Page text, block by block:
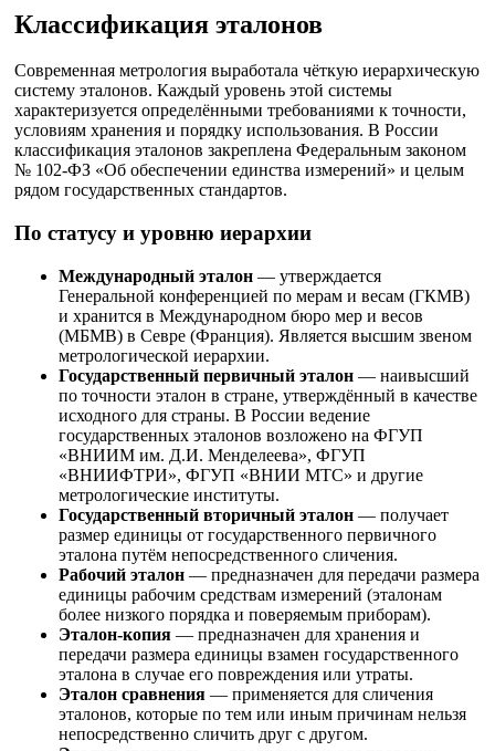
Классификация эталонов
Современная метрология выработала чёткую иерархическую
систему эталонов. Каждый уровень этой системы
характеризуется определёнными требованиями к точности,
условиям хранения и порядку использования. В России
классификация эталонов закреплена Федеральным законом
№ 102-ФЗ «Об обеспечении единства измерений» и целым
рядом государственных стандартов.
По статусу и уровню иерархии
Международный эталон — утверждается
Генеральной конференцией по мерам и весам (ГКМВ)
и хранится в Международном бюро мер и весов
(МБМВ) в Севре (Франция). Является высшим звеном
метрологической иерархии.
Государственный первичный эталон — наивысший
по точности эталон в стране, утверждённый в качестве
исходного для страны. В России ведение
государственных эталонов возложено на ФГУП
«ВНИИМ им. Д.И. Менделеева», ФГУП
«ВНИИФТРИ», ФГУП «ВНИИ МТС» и другие
метрологические институты.
Государственный вторичный эталон — получает
размер единицы от государственного первичного
эталона путём непосредственного сличения.
Рабочий эталон — предназначен для передачи размера
единицы рабочим средствам измерений (эталонам
более низкого порядка и поверяемым приборам).
Эталон-копия — предназначен для хранения и
передачи размера единицы взамен государственного
эталона в случае его повреждения или утраты.
Эталон сравнения — применяется для сличения
эталонов, которые по тем или иным причинам нельзя
непосредственно сличить друг с другом.